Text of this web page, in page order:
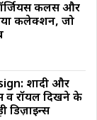
कलर्स और
कलेक्शन, जो
शादी और
व रॉयल दिखने के
डिज़ाइन्स